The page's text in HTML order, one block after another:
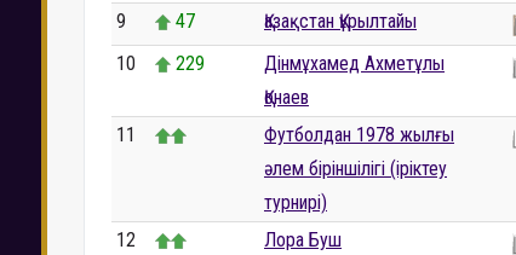
9
47 Қазақстан Құрылтайы
10
229
Дінмұхамед Ахметұлы
Қонаев
11
Футболдан 1978 жылғы
әлем біріншілігі (іріктеу
турнирі)
12 Лора Буш